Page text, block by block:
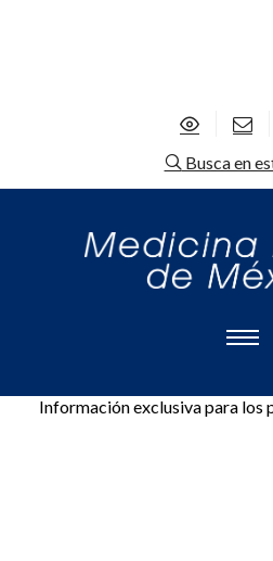
Busca en
Información exclusiva para los